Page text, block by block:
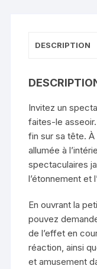
DESCRIPTION
Invitez un
faites-le
fin sur sa tête.
allumée à
spectaculaires
l’étonnement et
En ouvrant la
pouvez
de l’effet en
réaction, ainsi
et amusement